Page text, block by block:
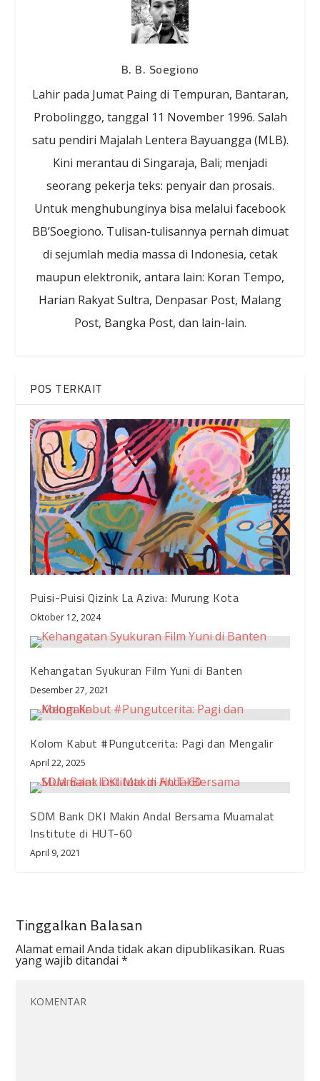
B. B. Soegiono
Lahir pada Jumat Paing di Tempuran, Bantaran,
Probolinggo, tanggal 11 November 1996. Salah
satu pendiri Majalah Lentera Bayuangga (MLB).
Kini merantau di Singaraja, Bali; menjadi
seorang pekerja teks: penyair dan prosais.
Untuk menghubunginya bisa melalui facebook
BB’Soegiono. Tulisan-tulisannya pernah dimuat
di sejumlah media massa di Indonesia, cetak
maupun elektronik, antara lain: Koran Tempo,
Harian Rakyat Sultra, Denpasar Post, Malang
Post, Bangka Post, dan lain-lain.
POS TERKAIT
Puisi-Puisi Qizink La Aziva: Murung Kota
Oktober 12, 2024
Kehangatan Syukuran Film Yuni di Banten
Desember 27, 2021
Kolom Kabut #Pungutcerita: Pagi dan Mengalir
April 22, 2025
SDM Bank DKI Makin Andal Bersama Muamalat
Institute di HUT-60
April 9, 2021
Tinggalkan Balasan
Alamat email Anda tidak akan dipublikasikan. Ruas
yang wajib ditandai*